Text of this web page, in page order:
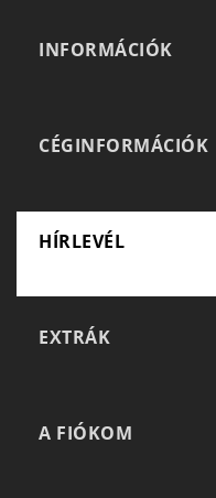
INFORMÁCIÓK
CÉGINFORMÁCIÓK
HÍRLEVÉL
EXTRÁK
A FIÓKOM